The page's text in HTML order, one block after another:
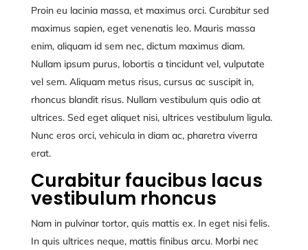
Proin eu lacinia massa, et maximus orci. Curabitur sed
maximus sapien, eget venenatis leo. Mauris massa
enim, aliquam id sem nec, dictum maximus diam.
Nullam ipsum purus, lobortis a tincidunt vel, vulputate
vel sem. Aliquam metus risus, cursus ac suscipit in,
rhoncus blandit risus. Nullam vestibulum quis odio at
ultrices. Sed eget aliquet nisi, ultrices vestibulum ligula.
Nunc eros orci, vehicula in diam ac, pharetra viverra
erat.
Curabitur faucibus lacus
vestibulum rhoncus
Nam in pulvinar tortor, quis mattis ex. In eget nisi felis.
In quis ultrices neque, mattis finibus arcu. Morbi nec